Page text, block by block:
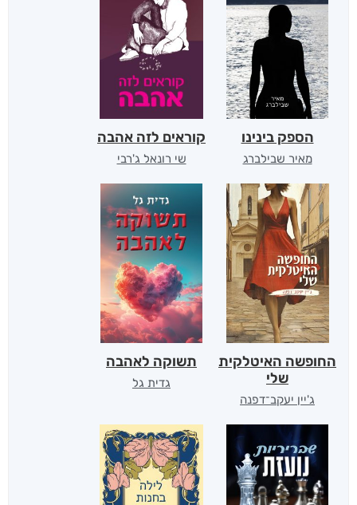
הספק בינינו
מאיר שבילברג
קוראים לזה אהבה
שי רונאל ג'רבי
החופשה האיטלקית
שלי
ג'יין יעקב־דפנה
תשוקה לאהבה
גדית גל